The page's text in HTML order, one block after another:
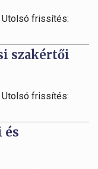
Utolsó frissítés:
szakértői
Utolsó frissítés:
és